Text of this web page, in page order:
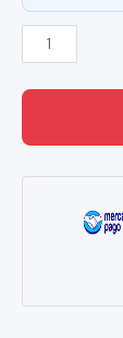
RELAY
DE
AGUJA
1/2
HP
REFRIGERACION